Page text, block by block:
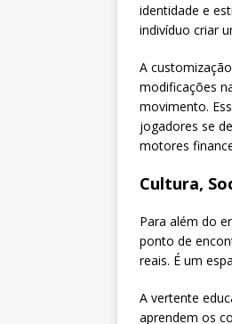
identidade e
indivíduo criar
A
modificações
movimento.
jogadores se
motores
Cultura,
Para além do
ponto de
reais. É um
A vertente
aprendem os